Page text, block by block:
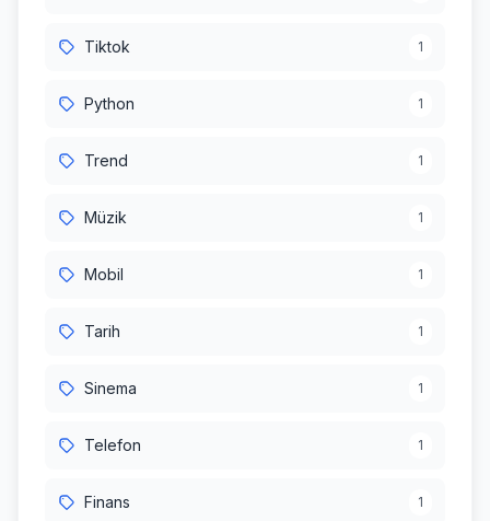
Tiktok 1
Python 1
Trend 1
Müzik 1
Mobil 1
Tarih 1
Sinema 1
Telefon 1
Finans 1